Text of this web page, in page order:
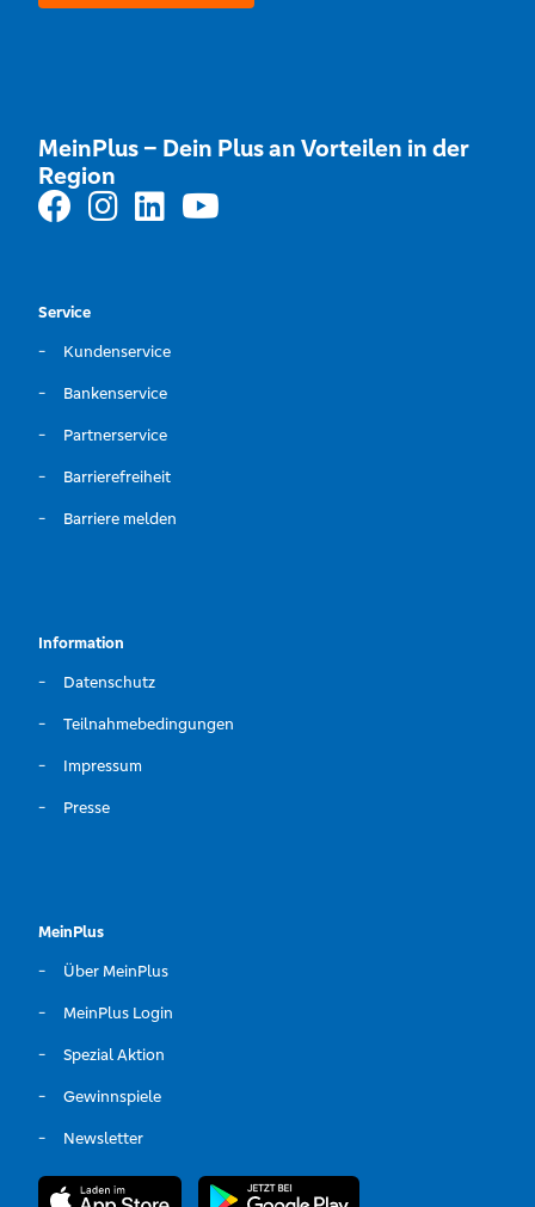
MeinPlus – Dein Plus an Vorteilen in der
Region
Service
Kundenservice
Bankenservice
Partnerservice
Barrierefreiheit
Barriere melden
Information
Datenschutz
Teilnahmebedingungen
Impressum
Presse
MeinPlus
Über MeinPlus
MeinPlus Login
Spezial Aktion
Gewinnspiele
Newsletter